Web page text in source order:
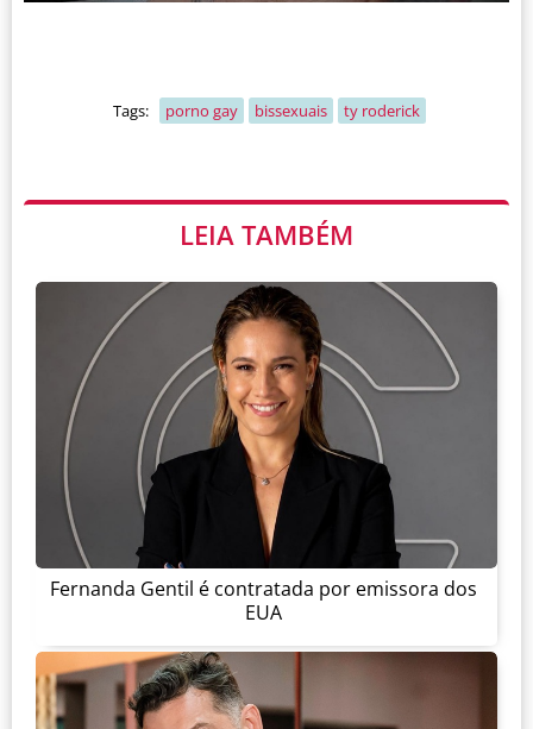
Tags: porno gay bissexuais ty roderick
LEIA TAMBÉM
Fernanda Gentil é contratada por emissora dos
EUA